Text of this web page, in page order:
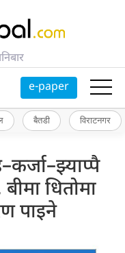
e-paper
बैतडी विराटनगर
धितोमा
पाइने